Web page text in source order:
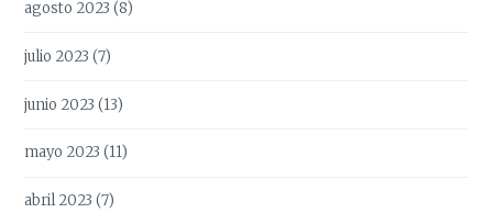
agosto 2023 (8)
julio 2023 (7)
junio 2023 (13)
mayo 2023 (11)
abril 2023 (7)